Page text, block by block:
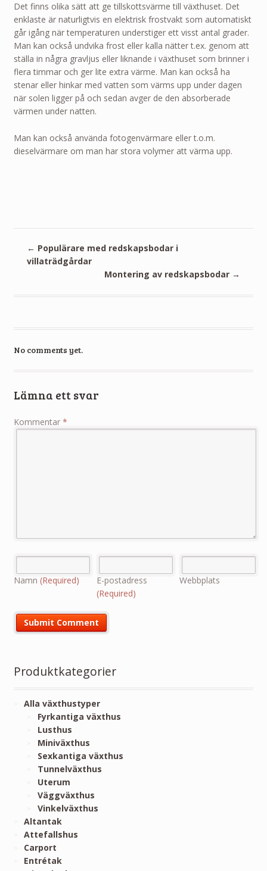
Det finns olika sätt att ge tillskottsvärme till växthuset. Det
enklaste är naturligtvis en elektrisk frostvakt som automatiskt
går igång när temperaturen understiger ett visst antal grader.
Man kan också undvika frost eller kalla nätter t.ex. genom att
ställa in några gravljus eller liknande i växthuset som brinner i
flera timmar och ger lite extra värme. Man kan också ha
stenar eller hinkar med vatten som värms upp under dagen
när solen ligger på och sedan avger de den absorberade
värmen under natten.
Man kan också använda fotogenvärmare eller t.o.m.
dieselvärmare om man har stora volymer att värma upp.
← Populärare med redskapsbodar i
villaträdgårdar
Montering av redskapsbodar →
No comments yet.
Lämna ett svar
Kommentar *
Namn (Required)
E-postadress
(Required)
Webbplats
Produktkategorier
Alla växthustyper
Fyrkantiga växthus
Lusthus
Miniväxthus
Sexkantiga växthus
Tunnelväxthus
Uterum
Väggväxthus
Vinkelväxthus
Altantak
Attefallshus
Carport
Entrétak